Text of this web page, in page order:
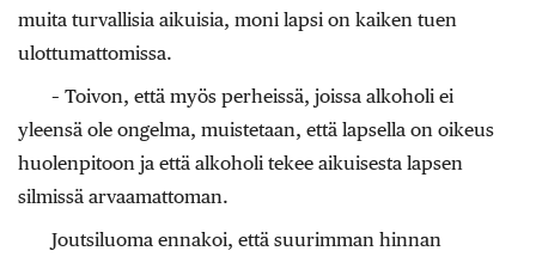
muita turvallisia aikuisia, moni lapsi on kaiken tuen
ulottumattomissa.
– Toivon, että myös perheissä, joissa alkoholi ei
yleensä ole ongelma, muistetaan, että lapsella on oikeus
huolenpitoon ja että alkoholi tekee aikuisesta lapsen
silmissä arvaamattoman.
Joutsiluoma ennakoi, että suurimman hinnan